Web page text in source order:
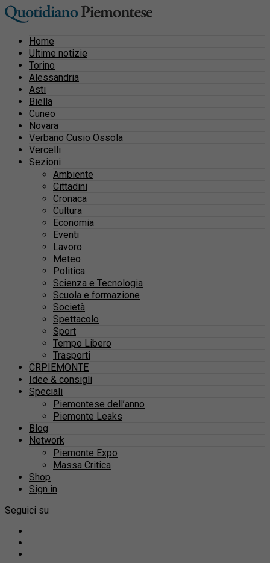
Home
Ultime notizie
Torino
Alessandria
Asti
Biella
Cuneo
Novara
Verbano Cusio Ossola
Vercelli
Sezioni
Ambiente
Cittadini
Cronaca
Cultura
Economia
Eventi
Lavoro
Meteo
Politica
Scienza e Tecnologia
Scuola e formazione
Società
Spettacolo
Sport
Tempo Libero
Trasporti
CRPIEMONTE
Idee & consigli
Speciali
Piemontese dell’anno
Piemonte Leaks
Blog
Network
Piemonte Expo
Massa Critica
Shop
Sign in
Seguici su